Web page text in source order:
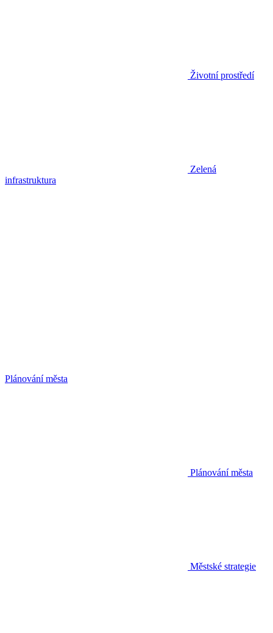
Životní prostředí
Zelená
infrastruktura
Plánování města
Plánování města
Městské strategie